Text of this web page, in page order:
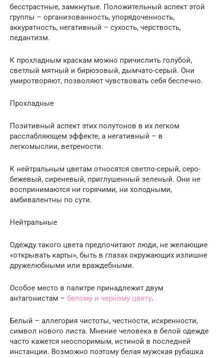
бесстрастные, замкнутые. Положительный аспект этой
группы – организованность, упорядоченность,
аккуратность, негативный – сухость, черствость,
педантизм.
К прохладным краскам можно причислить голубой,
светлый мятный и бирюзовый, дымчато-серый. Они
умиротворяют, позволяют чувствовать себя беспечно.
Прохладные
Позитивный аспект этих полутонов в их легком
расслабляющем эффекте, а негативный – в
легкомыслии, ветрености.
К нейтральным цветам относятся светло-серый, серо-
бежевый, сиреневый, приглушенный зеленый. Они не
воспринимаются ни горячими, ни холодными,
амбивалентны по сути.
Нейтральные
Одежду такого цвета предпочитают люди, не желающие
«открывать карты», быть в глазах окружающих излишне
дружелюбными или враждебными.
Особое место в палитре принадлежит двум
антагонистам – белому и черному цвету.
Белый – аллегория чистоты, честности, искренности,
символ нового листа. Мнение человека в белой одежде
часто кажется неоспоримым, истиной в последней
инстанции. Возможно поэтому белая мужская рубашка